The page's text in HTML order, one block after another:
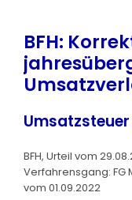
BFH:
BFH, Urteil vom
Verfahrensgang: FG
vom 01.09.2022